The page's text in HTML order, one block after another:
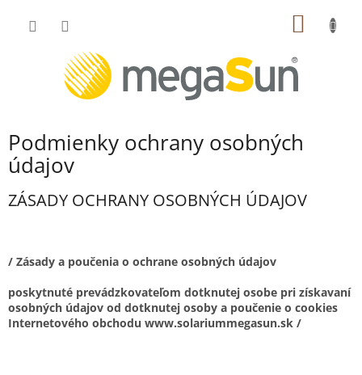
Podmienky ochrany osobných
údajov
ZÁSADY OCHRANY OSOBNÝCH ÚDAJOV
/ Zásady a poučenia o ochrane osobných údajov
poskytnuté prevádzkovateľom dotknutej osobe pri získavaní
osobných údajov od dotknutej osoby a poučenie o cookies
Internetového obchodu www.solariummegasun.sk /